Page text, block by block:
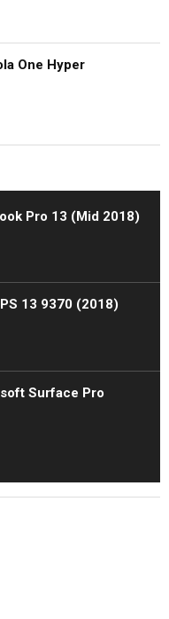
One Hyper
Pro 13 (Mid 2018)
13 9370 (2018)
Surface Pro